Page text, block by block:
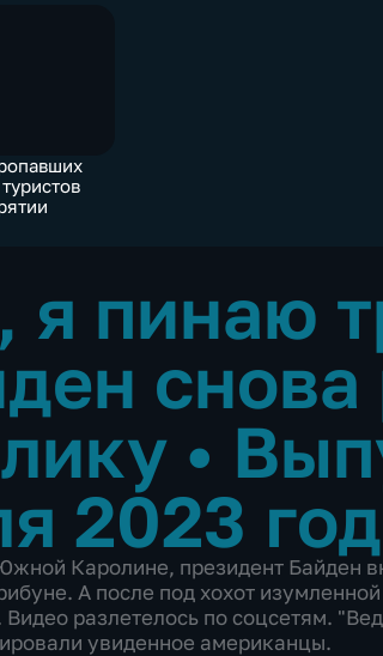
я пинаю
снова
•
2023
Каролине, президент Байден
А после под хохот
разлетелось по соцсетям.
увиденное американцы.